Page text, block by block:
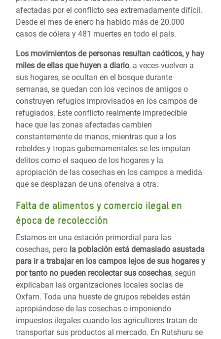
afectadas por el conflicto sea extremadamente difícil.
Desde el mes de enero ha habido más de 20.000
casos de cólera y 481 muertes en todo el país.
Los movimientos de personas resultan caóticos, y hay
miles de ellas que huyen a diario, a veces vuelven a
sus hogares, se ocultan en el bosque durante
semanas, se quedan con los vecinos de amigos o
construyen refugios improvisados en los campos de
refugiados. Este conflicto realmente impredecible
hace que las zonas afectadas cambien
constantemente de manos, mientras que a los
rebeldes y tropas gubernamentales se les imputan
delitos como el saqueo de los hogares y la
apropiación de las cosechas en los campos a medida
que se desplazan de una ofensiva a otra.
Falta de alimentos y comercio ilegal en
época de recolección
Estamos en una estación primordial para las
cosechas, pero la población está demasiado asustada
para ir a trabajar en los campos lejos de sus hogares y
por tanto no pueden recolectar sus cosechas, según
explicaban las organizaciones locales socias de
Oxfam. Toda una hueste de grupos rebeldes están
apropiándose de las cosechas o imponiendo
impuestos ilegales cuando los agricultores tratan de
transportar sus productos al mercado. En Rutshuru se